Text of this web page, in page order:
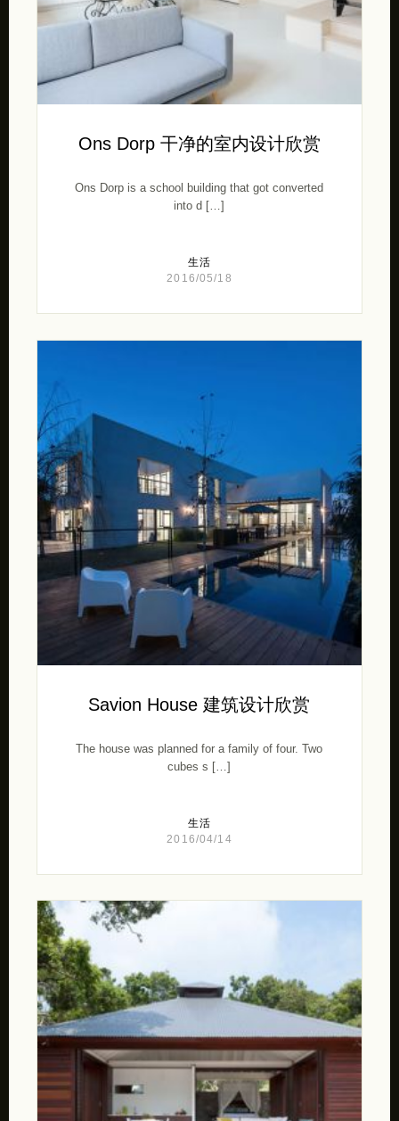
Ons Dorp 干净的室内设计欣赏
Ons Dorp is a school building that got converted
into d […]
生活
2016/05/18
Savion House 建筑设计欣赏
The house was planned for a family of four. Two
cubes s […]
生活
2016/04/14